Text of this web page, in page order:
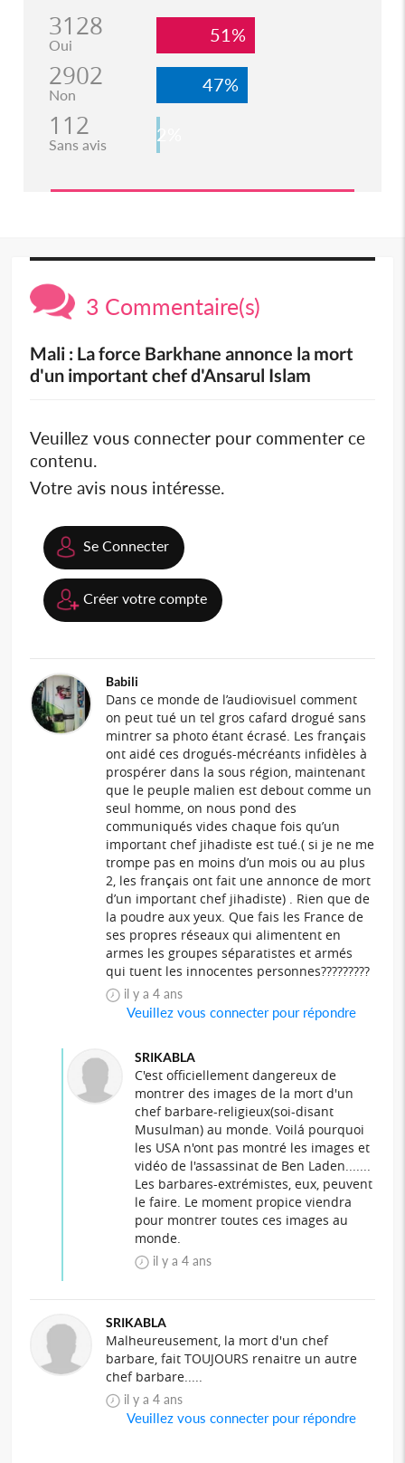
3128
Oui 51%
2902
Non 47%
112
Sans avis 2%
3 Commentaire(s)
Mali : La force Barkhane annonce la mort
d'un important chef d'Ansarul Islam
Veuillez vous connecter pour commenter ce
contenu.
Votre avis nous intéresse.
Se Connecter
Créer votre compte
Babili
Dans ce monde de l’audiovisuel comment
on peut tué un tel gros cafard drogué sans
mintrer sa photo étant écrasé. Les français
ont aidé ces drogués-mécréants infidèles à
prospérer dans la sous région, maintenant
que le peuple malien est debout comme un
seul homme, on nous pond des
communiqués vides chaque fois qu’un
important chef jihadiste est tué.( si je ne me
trompe pas en moins d’un mois ou au plus
2, les français ont fait une annonce de mort
d’un important chef jihadiste) . Rien que de
la poudre aux yeux. Que fais les France de
ses propres réseaux qui alimentent en
armes les groupes séparatistes et armés
qui tuent les innocentes personnes?????????
il y a 4 ans
Veuillez vous connecter pour répondre
SRIKABLA
C'est officiellement dangereux de
montrer des images de la mort d'un
chef barbare-religieux(soi-disant
Musulman) au monde. Voilá pourquoi
les USA n'ont pas montré les images et
vidéo de l'assassinat de Ben Laden.......
Les barbares-extrémistes, eux, peuvent
le faire. Le moment propice viendra
pour montrer toutes ces images au
monde.
il y a 4 ans
SRIKABLA
Malheureusement, la mort d'un chef
barbare, fait TOUJOURS renaitre un autre
chef barbare.....
il y a 4 ans
Veuillez vous connecter pour répondre